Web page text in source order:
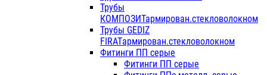
Трубы
КОМПОЗИТармирован.стекловолокном
Трубы GEDIZ
FIRATармирован.стекловолокном
Фитинги ПП серые
Фитинги ПП серые